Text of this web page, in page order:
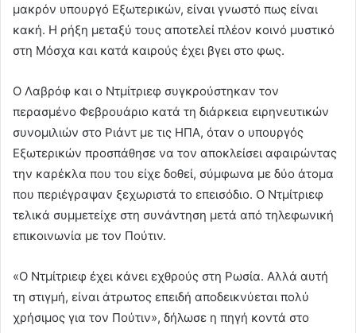
μακρόν υπουργό Εξωτερικών, είναι γνωστό πως είναι
κακή. Η ρήξη μεταξύ τους αποτελεί πλέον κοινό μυστικό
στη Μόσχα και κατά καιρούς έχει βγει στο φως.
Ο Λαβρόφ και ο Ντμίτριεφ συγκρούστηκαν τον
περασμένο Φεβρουάριο κατά τη διάρκεια ειρηνευτικών
συνομιλιών στο Ριάντ με τις ΗΠΑ, όταν ο υπουργός
Εξωτερικών προσπάθησε να τον αποκλείσει αφαιρώντας
την καρέκλα που του είχε δοθεί, σύμφωνα με δύο άτομα
που περιέγραψαν ξεχωριστά το επεισόδιο. Ο Ντμίτριεφ
τελικά συμμετείχε στη συνάντηση μετά από τηλεφωνική
επικοινωνία με τον Πούτιν.
«Ο Ντμίτριεφ έχει κάνει εχθρούς στη Ρωσία. Αλλά αυτή
τη στιγμή, είναι άτρωτος επειδή αποδεικνύεται πολύ
χρήσιμος για τον Πούτιν», δήλωσε η πηγή κοντά στο